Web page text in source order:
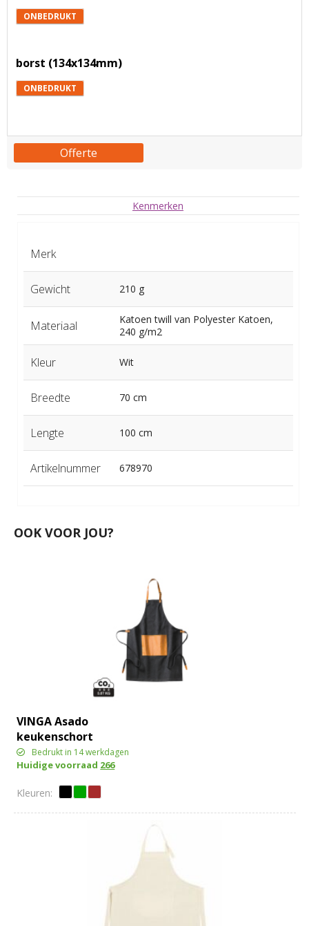
ONBEDRUKT
borst (134x134mm)
ONBEDRUKT
Offerte
Kenmerken
Merk
Gewicht 210 g
Materiaal
Katoen twill van Polyester Katoen,
240 g/m2
Kleur Wit
Breedte 70 cm
Lengte 100 cm
Artikelnummer 678970
OOK VOOR JOU?
VINGA Asado
keukenschort
Bedrukt in 14 werkdagen
Huidige voorraad 266